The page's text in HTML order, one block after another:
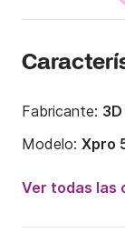
Fabricante:
Modelo: Xpro
Ver todas las